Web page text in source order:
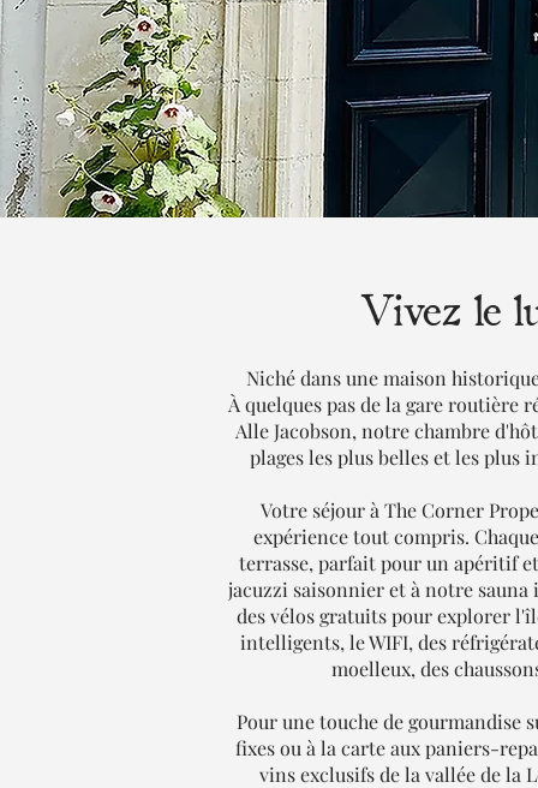
Vivez le
Niché dans une maison
À quelques pas de la gare routière
Alle Jacobson, notre chambre
plages les plus belles et les plus
Votre séjour à The Corner
expérience tout compris.
terrasse, parfait pour un apéritif
jacuzzi saisonnier et à notre
des vélos gratuits pour explorer
intelligents, le WIFI, des
moelleux, des
Pour une touche de gourmandise
fixes ou à la carte aux paniers-
vins exclusifs de la vallée de la